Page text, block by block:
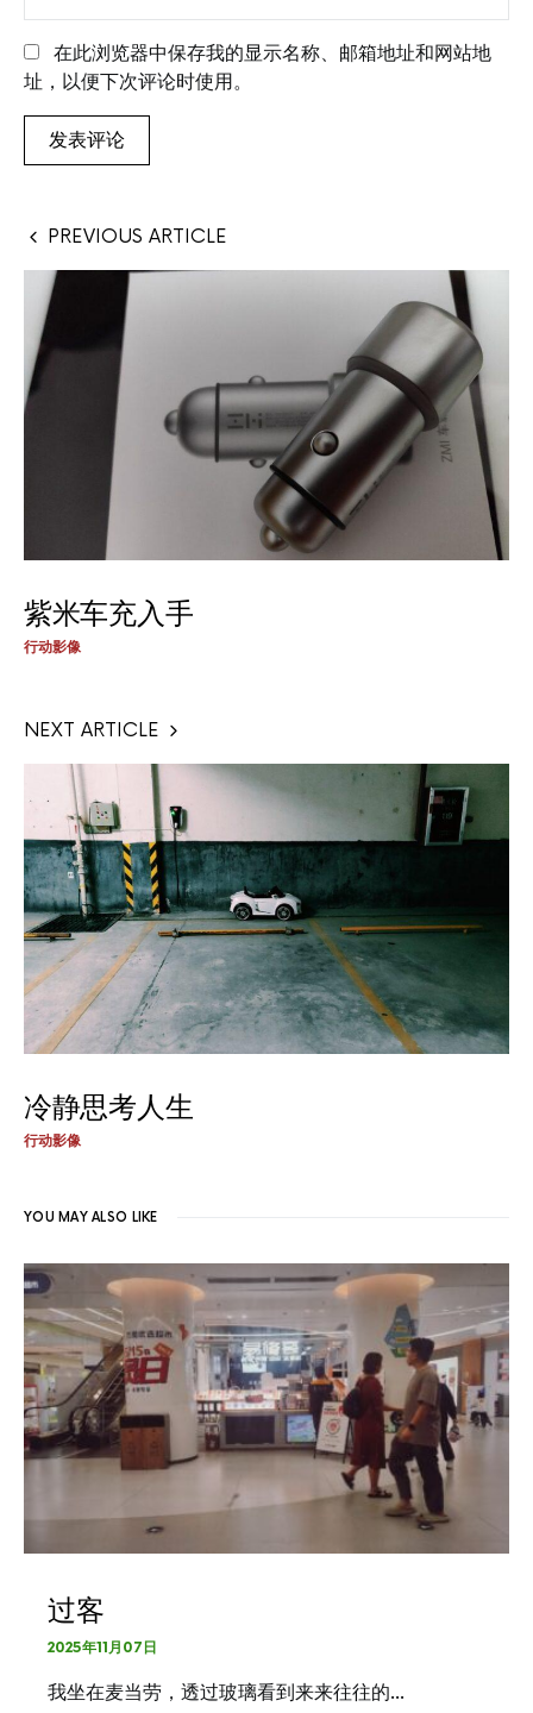
在此浏览器中保存我的显示名称、邮箱地址和网站地
址，以便下次评论时使用。
PREVIOUS ARTICLE
紫米车充入手
行动影像
NEXT ARTICLE
冷静思考人生
行动影像
YOU MAY ALSO LIKE
过客
2025年11月07日
我坐在麦当劳，透过玻璃看到来来往往的…